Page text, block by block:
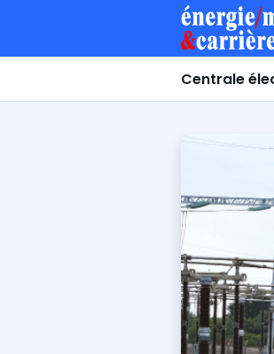
Centrale